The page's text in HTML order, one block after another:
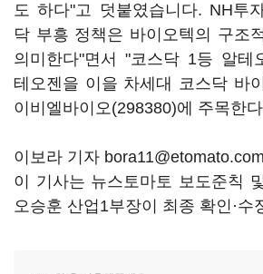
도 하다"고 덧붙였습니다. NH투
닥 부흥 정책은 바이오텍의 구조
의미한다"면서 "코스닥 1등 알테
테오젠을 이을 차세대 코스닥 바
이비엘바이오(298380)에 주목한
이보라 기자 bora11@etomato.com
이 기사는 뉴스토마토 보도준칙
오승훈 산업1부장이 최종 확인·수